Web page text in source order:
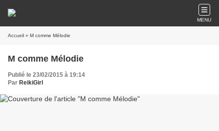
MENU
Accueil » M comme Mélodie
M comme Mélodie
Publié le 23/02/2015 à 19:14
Par ReikiGirl